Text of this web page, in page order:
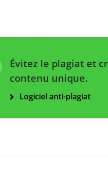
Évitez le plagiat et
contenu unique.
Logiciel anti-plagiat